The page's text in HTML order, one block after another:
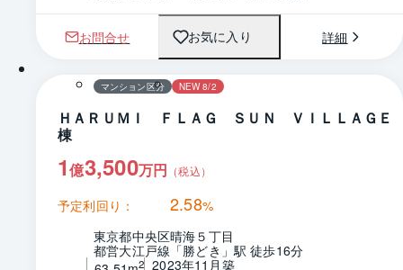
お問合せ お気に入り 詳細
1 / 0 間取り
マンション区分 NEW 8/2
ＨＡＲＵＭＩ ＦＬＡＧ ＳＵＮ ＶＩＬＬＡＧ
棟
1億3,500万円 （税込）
予定利回り： 2.58%
東京都中央区晴海５丁目
都営大江戸線「勝どき」駅 徒歩16分
2 2023年11月築